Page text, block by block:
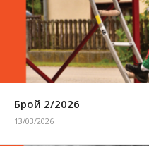
Брой 2/2026
13/03/2026